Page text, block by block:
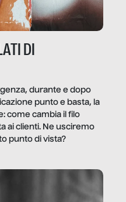
DI
durante e dopo
punto e basta, la
come cambia il filo
ai clienti. Ne usciremo
punto di vista?